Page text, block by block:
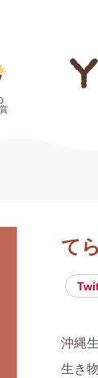
て
沖縄
生き